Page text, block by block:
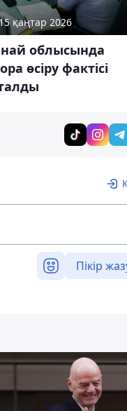
қаңтар 2026
облысында
өсіру фактісі
Пікір